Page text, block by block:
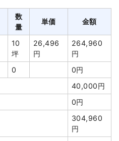
149,000円
1,639,000
円
29,233円
7,491円
82,400円
229,260円
60,000円
195,600円
50,000円
-105,000円
数
量
単価 金額
10
坪
26,496
円
264,960
円
0
0円
40,000円
0円
304,960
円